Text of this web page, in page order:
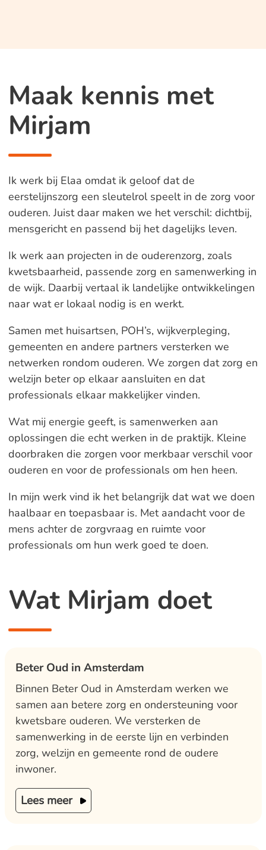
Maak kennis met
Mirjam
Ik werk bij Elaa omdat ik geloof dat de
eerstelijnszorg een sleutelrol speelt in de zorg voor
ouderen. Juist daar maken we het verschil: dichtbij,
mensgericht en passend bij het dagelijks leven.
Ik werk aan projecten in de ouderenzorg, zoals
kwetsbaarheid, passende zorg en samenwerking in
de wijk. Daarbij vertaal ik landelijke ontwikkelingen
naar wat er lokaal nodig is en werkt.
Samen met huisartsen, POH’s, wijkverpleging,
gemeenten en andere partners versterken we
netwerken rondom ouderen. We zorgen dat zorg en
welzijn beter op elkaar aansluiten en dat
professionals elkaar makkelijker vinden.
Wat mij energie geeft, is samenwerken aan
oplossingen die echt werken in de praktijk. Kleine
doorbraken die zorgen voor merkbaar verschil voor
ouderen en voor de professionals om hen heen.
In mijn werk vind ik het belangrijk dat wat we doen
haalbaar en toepasbaar is. Met aandacht voor de
mens achter de zorgvraag en ruimte voor
professionals om hun werk goed te doen.
Wat Mirjam doet
Beter Oud in Amsterdam
Binnen Beter Oud in Amsterdam werken we
samen aan betere zorg en ondersteuning voor
kwetsbare ouderen. We versterken de
samenwerking in de eerste lijn en verbinden
zorg, welzijn en gemeente rond de oudere
inwoner.
Lees meer